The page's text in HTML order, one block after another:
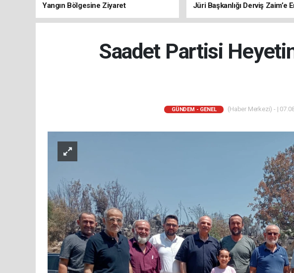
Yangın Bölgesine Ziyaret
Jüri Başkanlığı Derviş Zaim’e
Saadet Partisi
GÜNDEM - GENEL (Haber Merkezi) - |